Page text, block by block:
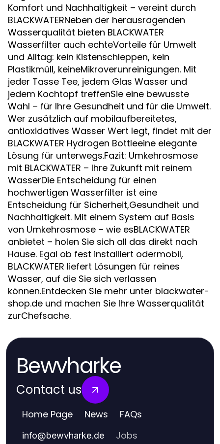
Komfort und Nachhaltigkeit – vereint durch
BLACKWATERNeben der herausragenden
Wasserqualität bieten BLACKWATER
Wasserfilter auch echteVorteile für Umwelt
und Alltag: kein Kistenschleppen, kein
Plastikmüll, keineMikroverunreinigungen. Mit
jeder Tasse Tee, jedem Glas Wasser und
jedem Kochtopf treffenSie eine bewusste
Wahl – für Ihre Gesundheit und für die Umwelt.
Wer zusätzlich auf mobilaufbereitetes,
antioxidatives Wasser Wert legt, findet mit der
BLACKWATER Hydrogen Bottleeine elegante
Lösung für unterwegs.Fazit: Umkehrosmose
mit BLACKWATER – Ihre Zukunft mit reinem
WasserDie Entscheidung für einen
hochwertigen Wasserfilter ist eine
Entscheidung für Sicherheit,Gesundheit und
Nachhaltigkeit. Mit einem System auf Basis
von Umkehrosmose – wie esBLACKWATER
anbietet – holen Sie sich all das direkt nach
Hause. Egal ob fest installiert odermobil,
BLACKWATER liefert Lösungen für reines
Wasser, auf die Sie sich verlassen
können.Entdecken Sie mehr unter blackwater-
shop.de und machen Sie Ihre Wasserqualität
zurChefsache.
Bewvharke
Contact us
Home Page News FAQs
info@bewvharke.de Jobs